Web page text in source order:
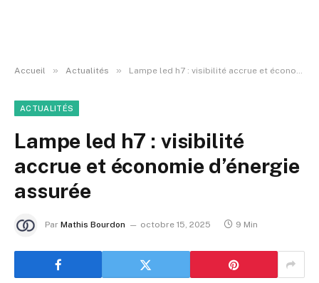
Accueil » Actualités » Lampe led h7 : visibilité accrue et économie d’énergie assurée
ACTUALITÉS
Lampe led h7 : visibilité
accrue et économie d’énergie
assurée
Par Mathis Bourdon octobre 15, 2025 9 Min